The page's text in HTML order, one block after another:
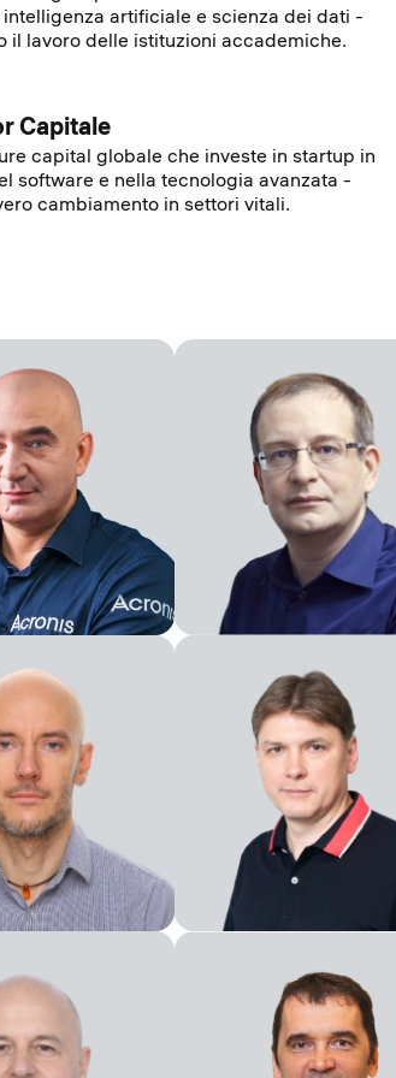
artificiale e scienza dei dati -
il lavoro delle istituzioni accademiche.
Capitale
capital globale che investe in startup in
software e nella tecnologia avanzata -
cambiamento in settori vitali.
Presidente del
Amministrazione
Tech e
Amministratore
membro del consiglio
amministrazione
Vicepresidente
dell'ingegneria